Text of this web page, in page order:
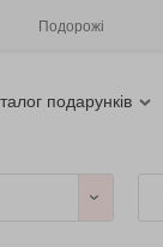
Подорожі
подарунків